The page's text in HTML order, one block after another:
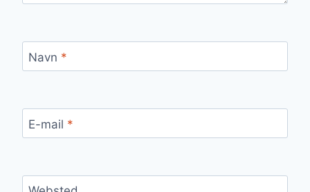
Navn *
E-mail *